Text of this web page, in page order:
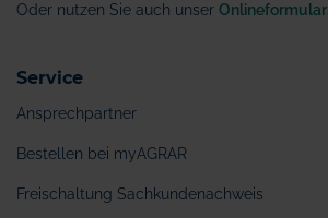
Oder nutzen Sie auch unser Onlineformular
Service
Ansprechpartner
Bestellen bei myAGRAR
Freischaltung Sachkundenachweis